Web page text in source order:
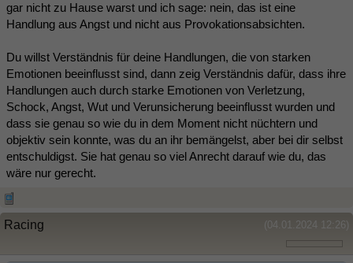
gar nicht zu Hause warst und ich sage: nein, das ist eine
Handlung aus Angst und nicht aus Provokationsabsichten.
Du willst Verständnis für deine Handlungen, die von starken
Emotionen beeinflusst sind, dann zeig Verständnis dafür, dass ihre
Handlungen auch durch starke Emotionen von Verletzung,
Schock, Angst, Wut und Verunsicherung beeinflusst wurden und
dass sie genau so wie du in dem Moment nicht nüchtern und
objektiv sein konnte, was du an ihr bemängelst, aber bei dir selbst
entschuldigst. Sie hat genau so viel Anrecht darauf wie du, das
wäre nur gerecht.
(04.01.2024 12:26)
Racing